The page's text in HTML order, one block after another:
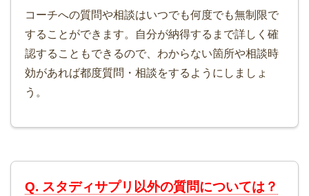
コーチへの質問や相談はいつでも何度でも無制限で
することができます。自分が納得するまで詳しく確
認することもできるので、わからない箇所や相談時
効があれば都度質問・相談をするようにしましょ
う。
Q. スタディサプリ以外の質問については？